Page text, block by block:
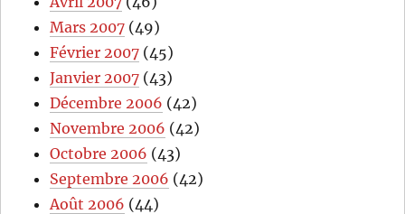
Mars 2007 (49)
Février 2007 (45)
Janvier 2007 (43)
Décembre 2006 (42)
Novembre 2006 (42)
Octobre 2006 (43)
Septembre 2006 (42)
Août 2006 (44)